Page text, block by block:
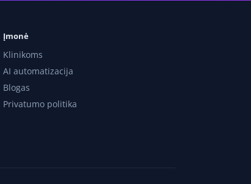
Įmonė
Klinikoms
AI automatizacija
Blogas
Privatumo politika